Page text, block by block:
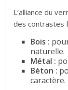
L’alliance du
des contrastes
Bois :
naturelle.
Métal :
Béton :
caractère.